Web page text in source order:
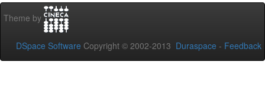
Theme by
DSpace Software Copyright © 2002-2013 Duraspace - Feedback